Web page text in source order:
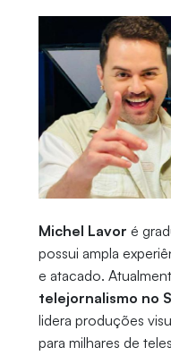
Michel Lavor é
possui ampla
e atacado.
telejornalismo no
lidera produções
para milhares de